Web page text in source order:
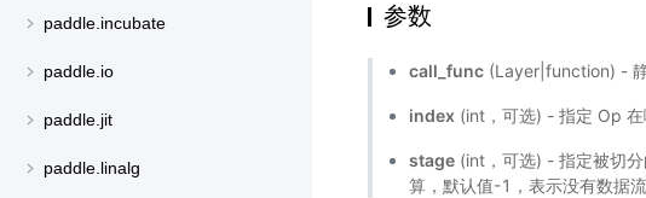
paddle.incubate
paddle.io
paddle.jit
paddle.linalg
参数
call_func (Layer|function) -
index (int，可选) - 指定 Op
stage (int，可选) - 指定被切
算，默认值-1，表示没有数据